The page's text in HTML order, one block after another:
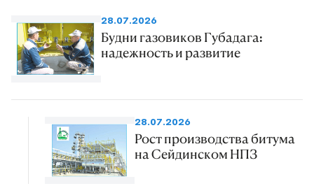
28.07.2026
Будни газовиков Губадага:
надежность и развитие
28.07.2026
Рост производства битума
на Сейдинском НПЗ